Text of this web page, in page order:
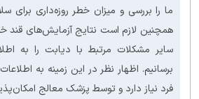
ما را بررسی و میزان خطر روزه‌داری برای
همچنین لازم است نتایج آزمایش‌های قند
سایر مشکلات مرتبط با دیابت را به
برسانیم. اظهار نظر در این زمینه به
فرد نیاز دارد و توسط پزشک معالج